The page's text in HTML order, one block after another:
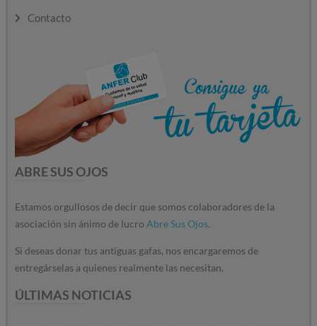
Contacto
ABRE SUS OJOS
Estamos orgullosos de decir que somos colaboradores de la
asociación sin ánimo de lucro Abre Sus Ojos.
Si deseas donar tus antiguas gafas, nos encargaremos de
entregárselas a quienes realmente las necesitan.
ÚLTIMAS NOTICIAS